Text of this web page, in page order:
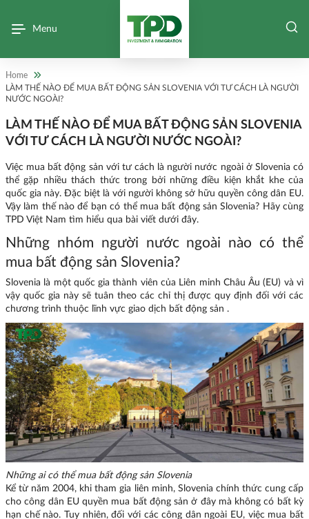
Menu
Home
LÀM THẾ NÀO ĐỂ MUA BẤT ĐỘNG SẢN SLOVENIA VỚI TƯ CÁCH LÀ NGƯỜI
NƯỚC NGOÀI?
LÀM THẾ NÀO ĐỂ MUA BẤT ĐỘNG SẢN SLOVENIA
VỚI TƯ CÁCH LÀ NGƯỜI NƯỚC NGOÀI?
Việc mua bất động sản với tư cách là người nước ngoài ở Slovenia có
thể gặp nhiều thách thức trong bởi những điều kiện khắt khe của
quốc gia này. Đặc biệt là với người không sở hữu quyền công dân EU.
Vậy làm thế nào để bạn có thể mua bất động sản Slovenia? Hãy cùng
TPD Việt Nam tìm hiểu qua bài viết dưới đây.
Những nhóm người nước ngoài nào có thể
mua bất động sản Slovenia?
Slovenia là một quốc gia thành viên của Liên minh Châu Âu (EU) và vì
vậy quốc gia này sẽ tuân theo các chỉ thị được quy định đối với các
chương trình thuộc lĩnh vực giao dịch bất động sản .
Những ai có thể mua bất động sản Slovenia
Kể từ năm 2004, khi tham gia liên minh, Slovenia chính thức cung cấp
cho công dân EU quyền mua bất động sản ở đây mà không có bất kỳ
hạn chế nào. Tuy nhiên, đối với các công dân ngoài EU, việc mua bất